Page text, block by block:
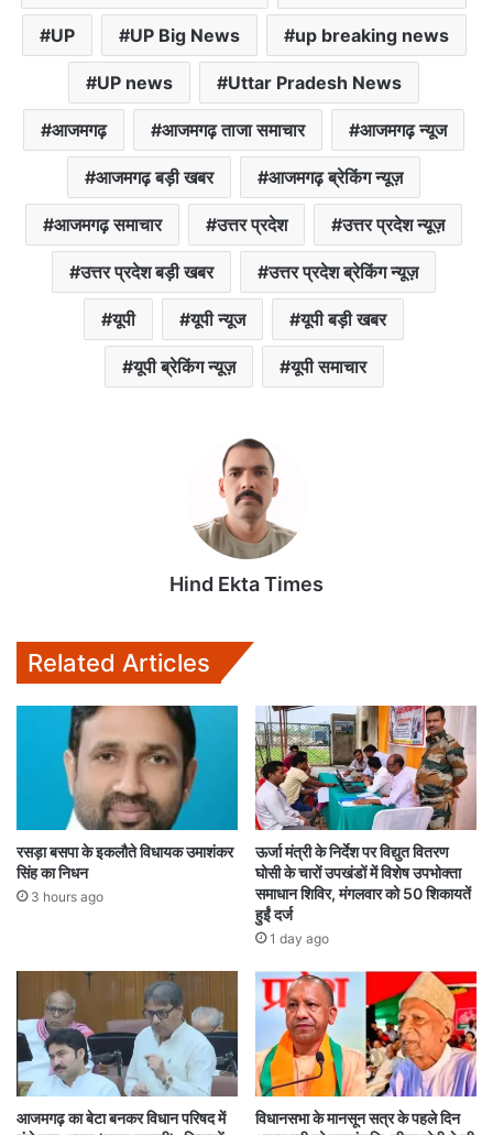
UP UP Big News up breaking news
UP news Uttar Pradesh News
आजमगढ़ आजमगढ़ ताजा समाचार आजमगढ़ न्यूज
आजमगढ़ बड़ी खबर आजमगढ़ ब्रेकिंग न्यूज़
आजमगढ़ समाचार उत्तर प्रदेश उत्तर प्रदेश न्यूज़
उत्तर प्रदेश बड़ी खबर उत्तर प्रदेश ब्रेकिंग न्यूज़
यूपी यूपी न्यूज यूपी बड़ी खबर
यूपी ब्रेकिंग न्यूज़ यूपी समाचार
Hind Ekta Times
Related Articles
रसड़ा बसपा के इकलौते विधायक उमाशंकर
सिंह का निधन
3 hours ago
ऊर्जा मंत्री के निर्देश पर विद्युत वितरण
घोसी के चारों उपखंडों में विशेष उपभोक्ता
समाधान शिविर, मंगलवार को 50 शिकायतें
हुईं दर्ज
1 day ago
आजमगढ़ का बेटा बनकर विधान परिषद में
विधानसभा के मानसून सत्र के पहले दिन